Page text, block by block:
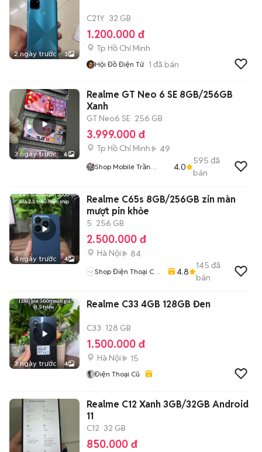
2 ngày trước 3
C21Y 32 GB
1.200.000 đ
Tp Hồ Chí Minh
Hội Đồ Điện Tử 1 đã bán
3 ngày trước 6
Realme GT Neo 6 SE 8GB/256GB
Xanh
GT Neo6 SE 256 GB
3.999.000 đ
Tp Hồ Chí Minh 49
Shop Mobile Trần
4.0
595 đã
bán
4 ngày trước 4
Realme C65s 8GB/256GB zin màn
mượt pin khỏe
5 256 GB
2.500.000 đ
Hà Nội 84
Shop Điện Thoại Cũ
4.8
145 đã
bán
3 ngày trước 4
Realme C33 4GB 128GB Đen
C33 128 GB
1.500.000 đ
Hà Nội 15
Điện Thoại Cũ
Realme C12 Xanh 3GB/32GB Android
11
C12 32 GB
850.000 đ